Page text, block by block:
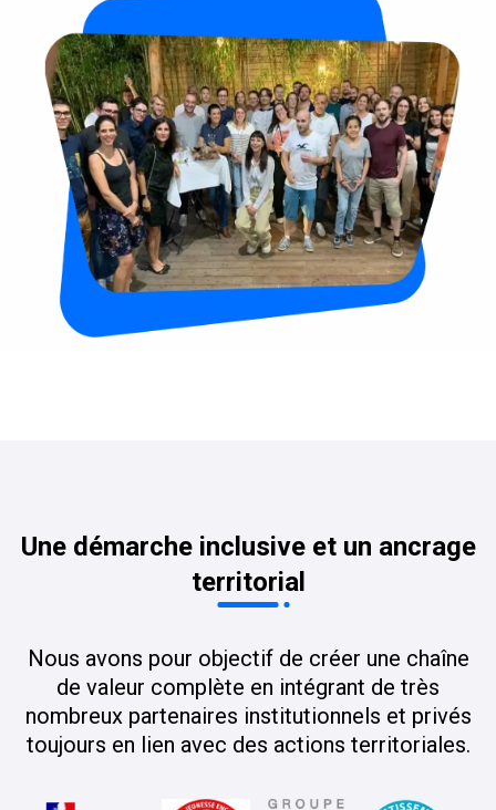
Une démarche inclusive et un ancrage
territorial
Nous avons pour objectif de créer une chaîne
de valeur complète en intégrant de très
nombreux partenaires institutionnels et privés
toujours en lien avec des actions territoriales.